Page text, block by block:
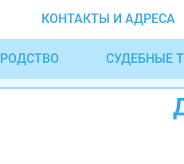
КОНТАКТЫ И АДРЕСА
РОДСТВО СУДЕБНЫЕ